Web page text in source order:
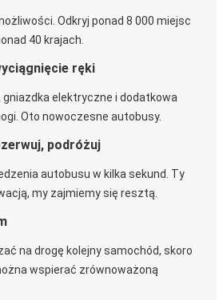
Odkryj ponad 8 000 miejsc
40 krajach.
ręki
gniazdka elektryczne i dodatkowa
Oto nowoczesne autobusy.
podróżuj
autobusu w kilka sekund. Ty
my zajmiemy się resztą.
na drogę kolejny samochód, skoro
wspierać zrównoważoną